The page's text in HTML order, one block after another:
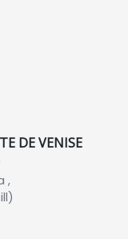
DE VENISE
,